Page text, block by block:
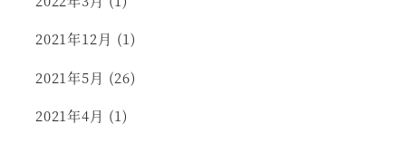
2021年12月 (1)
2021年5月 (26)
2021年4月 (1)